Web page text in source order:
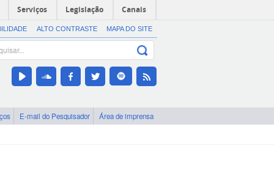
Serviços Legislação Canais
ALTO CONTRASTE MAPA DO SITE
E-mail do Pesquisador Área de imprensa